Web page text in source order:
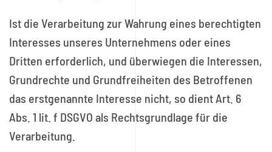
Ist die Verarbeitung zur Wahrung eines berechtigten
Interesses unseres Unternehmens oder eines
Dritten erforderlich, und überwiegen die Interessen,
Grundrechte und Grundfreiheiten des Betroffenen
das erstgenannte Interesse nicht, so dient Art. 6
Abs. 1 lit. f DSGVO als Rechtsgrundlage für die
Verarbeitung.